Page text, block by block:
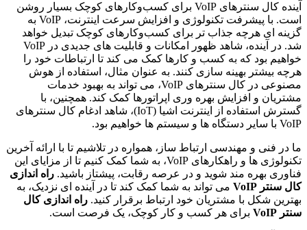
آینده کال سنترهای VoIP برای کسب‌وکارهای کوچک بسیار روشن
است. با پیشرفت تکنولوژی و افزایش سرعت اینترنت، VoIP به
گزینه ای هرچه جذاب تر برای کسب‌وکارهای کوچک تبدیل خواهد
شد. در آینده، شاهد ظهور امکانات و قابلیت های جدیدی در VoIP
خواهیم بود که به کسب و کارها کمک می کند تا ارتباطات خود را
هرچه بیشتر بهینه سازی کنند. به عنوان مثال، استفاده از هوش
مصنوعی در کال سنترهای VoIP، می تواند به بهبود خدمات
مشتریان و افزایش بهره وری اپراتورها کمک کند. همچنین، با
گسترش استفاده از اینترنت اشیا (IoT)، شاهد ادغام کال سنترهای
VoIP با سایر دستگاه ها و سیستم ها خواهیم بود.
ما در فنی و مهندسی ارتباط ساز، همواره در تلاشیم تا با ارائه آخرین
تکنولوژی ها و راهکارهای VoIP، به شما کمک کنیم تا از مزایای این
فناوری بهره مند شوید و در عرصه رقابت، پیشتاز باشید. راه اندازی
کال سنتر VoIP
می تواند به شما کمک کند تا در آینده ای نزدیک، به
بهترین شکل با مشتریان خود ارتباط برقرار کنید. راه اندازی کال
سنتر VoIP
برای هر کسب و کار کوچک، یک فرصت است.